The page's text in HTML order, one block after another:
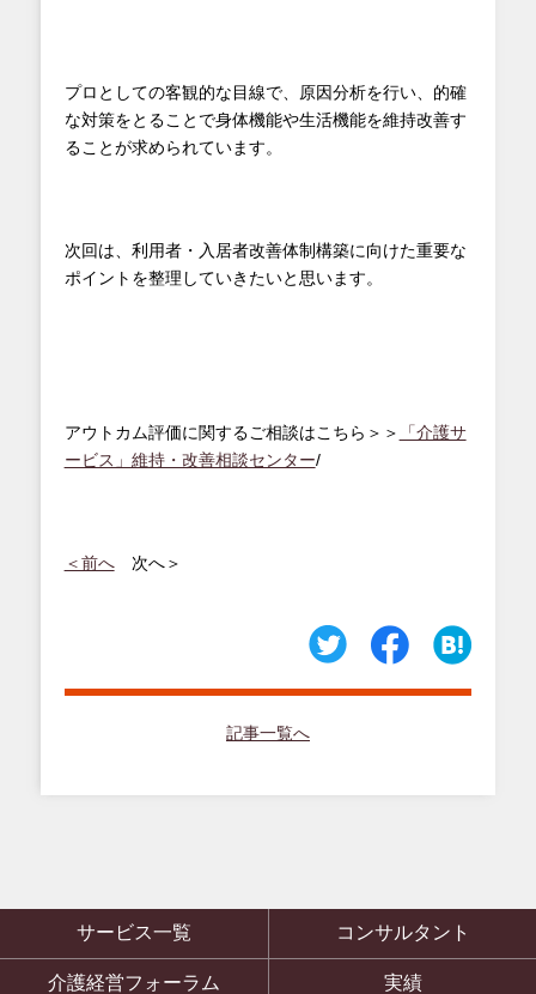
プロとしての客観的な目線で、原因分析を行い、的確
な対策をとることで身体機能や生活機能を維持改善す
ることが求められています。
次回は、利用者・入居者改善体制構築に向けた重要な
ポイントを整理していきたいと思います。
アウトカム評価に関するご相談はこちら＞＞
「介護サ
ービス」維持・改善相談センター/
＜前へ次へ＞
記事一覧へ
サービス一覧 コンサルタント
介護経営フォーラム 実績